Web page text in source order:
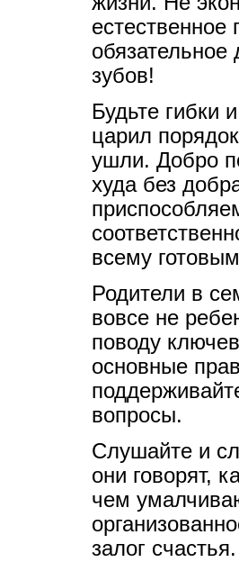
естественное
обязательное
зубов!
Будьте гибки
царил
ушли. Добро
худа без
всему
Родители в
вовсе не
поводу
основные
вопросы.
Слушайте и
они говорят,
чем
залог